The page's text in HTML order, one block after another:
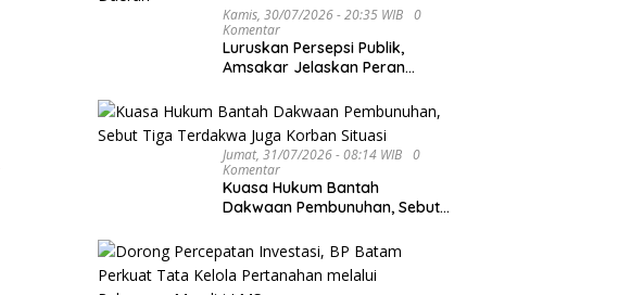
Kamis, 30/07/2026 - 20:35 WIB
0
Komentar
Luruskan Persepsi Publik,
Amsakar Jelaskan Peran
Pendapatan Daerah
Jumat, 31/07/2026 - 08:14 WIB
0
Komentar
Kuasa Hukum Bantah
Dakwaan Pembunuhan, Sebut
Situasi